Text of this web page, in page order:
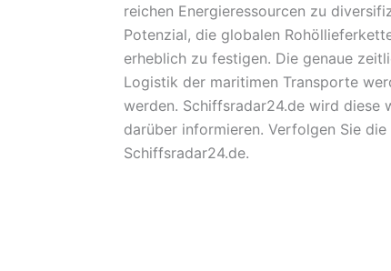
reichen Energieressourcen zu
Potenzial, die globalen
erheblich zu festigen. Die genaue
Logistik der maritimen Transporte
werden. Schiffsradar24.de wird diese
darüber informieren. Verfolgen Sie
Schiffsradar24.de.